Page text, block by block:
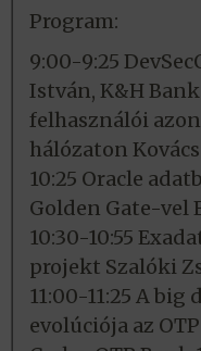
Program:
9:00-9:25
István, K&H
felhasználói
hálózaton
10:25 Oracle
Golden Gate-vel
10:30-10:55
projekt Szalóki
11:00-11:25 A
evolúciója az